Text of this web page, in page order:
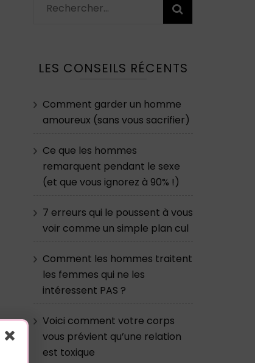
Rechercher :
LES CONSEILS RÉCENTS
Comment garder un homme
amoureux (sans vous sacrifier)
Ce que les hommes
remarquent pendant le sexe
(et que vous ignorez à 90% !)
7 erreurs qui le poussent à vous
voir comme un simple plan cul
Comment les hommes traitent
les femmes qui ne les
intéressent PAS ?
Voici comment votre corps
vous prévient qu’une relation
est toxique